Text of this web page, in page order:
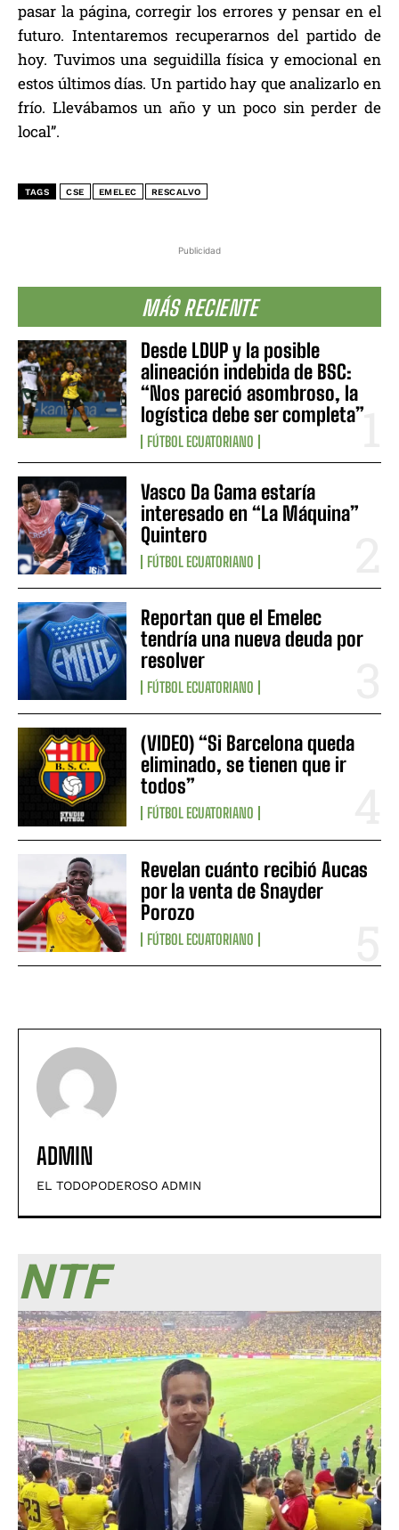
Publicidad
MÁS RECIENTE
Desde LDUP y la posible
alineación indebida de BSC:
“Nos pareció asombroso, la
logística debe ser completa”
FÚTBOL ECUATORIANO
Vasco Da Gama estaría
interesado en “La Máquina”
Quintero
FÚTBOL ECUATORIANO
Reportan que el Emelec
tendría una nueva deuda por
resolver
FÚTBOL ECUATORIANO
(VIDEO) “Si Barcelona queda
eliminado, se tienen que ir
todos”
FÚTBOL ECUATORIANO
Revelan cuánto recibió Aucas
por la venta de Snayder
Porozo
FÚTBOL ECUATORIANO
pasar la página, corregir los errores y pensar en el
futuro. Intentaremos recuperarnos del partido de
hoy. Tuvimos una seguidilla física y emocional en
estos últimos días. Un partido hay que analizarlo en
frío. Llevábamos un año y un poco sin perder de
local”.
TAGS CSE EMELEC RESCALVO
ADMIN
EL TODOPODEROSO ADMIN
NTF